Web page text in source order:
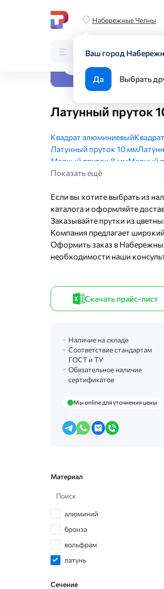
Набережные Челны
Ваш город
Да Выбрать
Каталог Поиск по
Главная Каталог Цветной
Все виды
Латунный пруток
Квадрат алюминиевый
Латунный пруток 10 мм
Медный пруток 8 ммМедный
Алюминиевый пруток 5 мм
Показать ещё
Если вы хотите выбрать из
каталога и оформляйте
Заказывайте прутки из
Компания предлагает
Оформить заказ в
необходимости наши
Скачать прайс-лист
Наличие на складе
Соответствие стандартам
ГОСТ и ТУ
Обязательное наличие
сертификатов
Мы online для уточнения цены
Материал
Поиск
алюминий
бронза
вольфрам
латунь
Сечение